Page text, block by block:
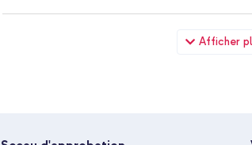
Afficher
UAG Coque Plasma Samsung Galaxy S21 Plus
Connexion USB-C et USB - Power Delivery - 20